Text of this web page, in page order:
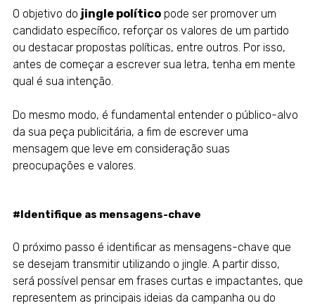
O objetivo do jingle políticopode ser promover um
candidato específico, reforçar os valores de um partido
ou destacar propostas políticas, entre outros. Por isso,
antes de começar a escrever sua letra, tenha em mente
qual é sua intenção.
Do mesmo modo, é fundamental entender o público-alvo
da sua peça publicitária, a fim de escrever uma
mensagem que leve em consideração suas
preocupações e valores.
#Identifique as mensagens-chave
O próximo passo é identificar as mensagens-chave que
se desejam transmitir utilizando o jingle. A partir disso,
será possível pensar em frases curtas e impactantes, que
representem as principais ideias da campanha ou do